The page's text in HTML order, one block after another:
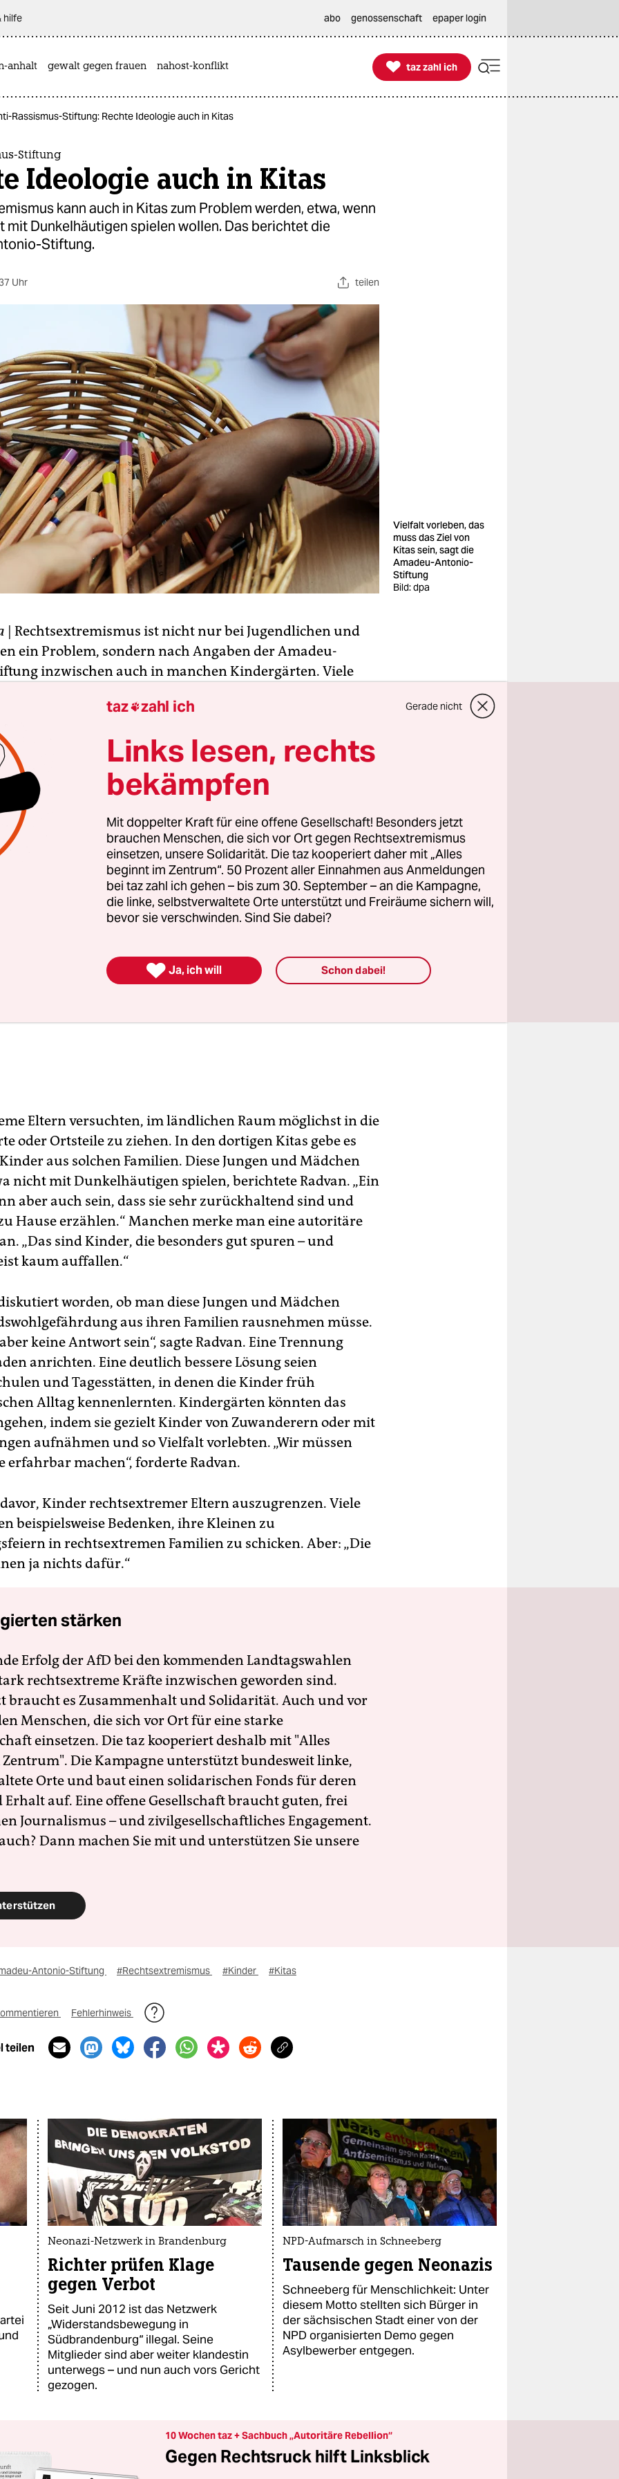
hilfe abo genossenschaft epaper login
anhalt gewalt gegen frauen nahost-konflikt 
taz zahl ich
taz zahl ich
Rassismus-Stiftung: Rechte Ideologie auch in Kitas
Stiftung
Ideologie auch in Kitas
kann auch in Kitas zum Problem werden, etwa, wenn
mit Dunkelhäutigen spielen wollen. Das berichtet die
Stiftung.
Uhr teilen
Vielfalt vorleben, das
muss das Ziel von
Kitas sein, sagt die
Amadeu-Antonio-
Stiftung
Bild: dpa
| Rechtsextremismus ist nicht nur bei Jugendlichen und
ein Problem, sondern nach Angaben der Amadeu-
inzwischen auch in manchen Kindergärten. Viele
Radvan von der Anti-Rassismus-Organisation in Berlin.
Kinder versuchen, in der Kita offensiv die Ideologie zu
sie zu Hause lernen.“ Dies komme nicht nur in
Bundesländern wie Sachsen und Mecklenburg-
vor, sondern auch in einigen Gegenden Schleswig-
Baden-Württembergs.
Eltern versuchten, im ländlichen Raum möglichst in die
oder Ortsteile zu ziehen. In den dortigen Kitas gebe es
aus solchen Familien. Diese Jungen und Mädchen
nicht mit Dunkelhäutigen spielen, berichtete Radvan. „Ein
aber auch sein, dass sie sehr zurückhaltend sind und
Hause erzählen.“ Manchen merke man eine autoritäre
„Das sind Kinder, die besonders gut spuren – und
kaum auffallen.“
worden, ob man diese Jungen und Mädchen
aus ihren Familien rausnehmen müsse.
keine Antwort sein“, sagte Radvan. Eine Trennung
anrichten. Eine deutlich bessere Lösung seien
und Tagesstätten, in denen die Kinder früh
Alltag kennenlernten. Kindergärten könnten das
indem sie gezielt Kinder von Zuwanderern oder mit
aufnähmen und so Vielfalt vorlebten. „Wir müssen
erfahrbar machen“, forderte Radvan.
Kinder rechtsextremer Eltern auszugrenzen. Viele
beispielsweise Bedenken, ihre Kleinen zu
in rechtsextremen Familien zu schicken. Aber: „Die
ja nichts dafür.“
stärken
Erfolg der AfD bei den kommenden Landtagswahlen
rechtsextreme Kräfte inzwischen geworden sind.
braucht es Zusammenhalt und Solidarität. Auch und vor
Menschen, die sich vor Ort für eine starke
einsetzen. Die taz kooperiert deshalb mit "Alles
Die Kampagne unterstützt bundesweit linke,
Orte und baut einen solidarischen Fonds für deren
Erhalt auf. Eine offene Gesellschaft braucht guten, frei
Journalismus – und zivilgesellschaftliches Engagement.
Dann machen Sie mit und unterstützen Sie unsere
Antonio-Stiftung #Rechtsextremismus #Kinder #Kitas
Fehlerhinweis
teilen
Neonazi-Netzwerk in Brandenburg
Richter prüfen Klage
gegen Verbot
Seit Juni 2012 ist das Netzwerk
„Widerstandsbewegung in
Südbrandenburg“ illegal. Seine
Mitglieder sind aber weiter klandestin
unterwegs – und nun auch vors Gericht
gezogen.
NPD-Aufmarsch in Schneeberg
Tausende gegen Neonazis
Schneeberg für Menschlichkeit: Unter
diesem Motto stellten sich Bürger in
der sächsischen Stadt einer von der
NPD organisierten Demo gegen
Asylbewerber entgegen.
10 Wochen taz + Sachbuch „Autoritäre Rebellion“
Gegen Rechtsruck hilft Linksblick
taz zahl ich Gerade nicht
Links lesen, rechts
bekämpfen
Mit doppelter Kraft für eine offene Gesellschaft! Besonders jetzt
brauchen Menschen, die sich vor Ort gegen Rechtsextremismus
einsetzen, unsere Solidarität. Die taz kooperiert daher mit „Alles
beginnt im Zentrum“. 50 Prozent aller Einnahmen aus Anmeldungen
bei taz zahl ich gehen – bis zum 30. September – an die Kampagne,
die linke, selbstverwaltete Orte unterstützt und Freiräume sichern will,
bevor sie verschwinden. Sind Sie dabei?
 Ja, ich will Schon dabei!